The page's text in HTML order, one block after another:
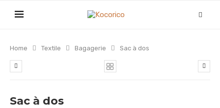
Home Textile Bagagerie Sac à dos
Sac à dos